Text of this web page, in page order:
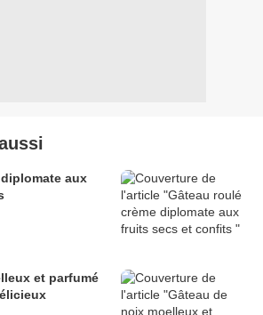
aux
et parfumé